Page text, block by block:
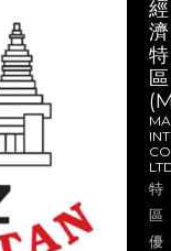
經
濟
特
區
特
區
優